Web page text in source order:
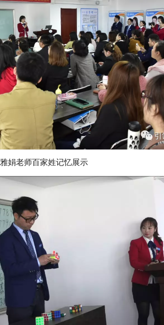
雅娟老师百家姓记忆展示